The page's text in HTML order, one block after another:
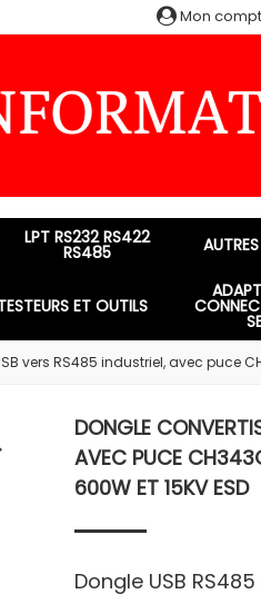
LPT RS232 RS422
RS485
ET OUTILS
vers RS485 industriel, avec puce
DONGLE
AVEC PUCE
600W ET 15KV ESD
Dongle USB
Mon